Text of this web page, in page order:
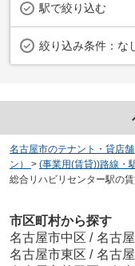
駅で絞り込む
絞り込み条件： な
名古屋市のテナント・貸店
ン）
> (事業用(賃貸))路線・
総合リハビリセンター駅の
市区町村から探す
名古屋市中区 / 名古
名古屋市東区 / 名古